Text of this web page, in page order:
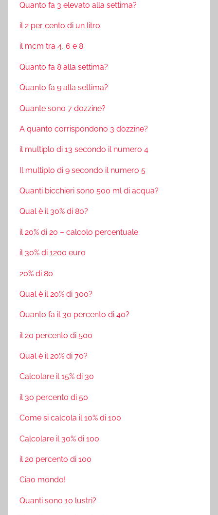
Quanto fa 3 elevato alla settima?
il 2 per cento di un litro
il mcm tra 4, 6 e 8
Quanto fa 8 alla settima?
Quanto fa 9 alla settima?
Quante sono 7 dozzine?
A quanto corrispondono 3 dozzine?
il multiplo di 13 secondo il numero 4
Il multiplo di 9 secondo il numero 5
Quanti bicchieri sono 500 ml di acqua?
Qual è il 30% di 80?
il 20% di 20 – calcolo percentuale
il 30% di 1200 euro
20% di 80
Qual è il 20% di 300?
Quanto fa il 30 percento di 40?
il 20 percento di 500
Qual è il 20% di 70?
Calcolare il 15% di 30
il 30 percento di 50
Come si calcola il 10% di 100
Calcolare il 30% di 100
il 20 percento di 100
Ciao mondo!
Quanti sono 10 lustri?